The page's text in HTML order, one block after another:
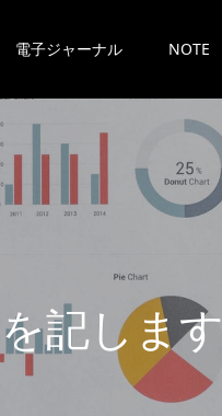
電子ジャーナル NOTE
を記します